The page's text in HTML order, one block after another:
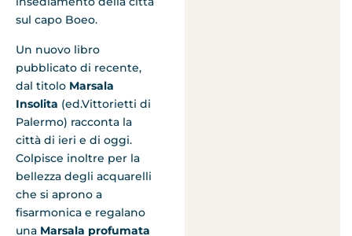
sul capo Boeo.
Un nuovo libro
pubblicato di recente,
dal titolo Marsala
Insolita (ed.Vittorietti di
Palermo) racconta la
città di ieri e di oggi.
Colpisce inoltre per la
bellezza degli acquarelli
che si aprono a
fisarmonica e regalano
una Marsala profumata